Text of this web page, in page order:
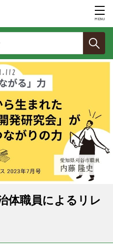
MENU
体職員によるリレ